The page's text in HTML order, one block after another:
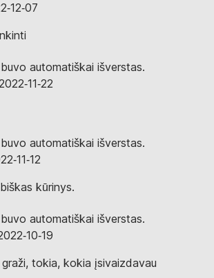
automatiškai išverstas.
2022‑11‑22
automatiškai išverstas.
kūrinys.
automatiškai išverstas.
tokia, kokia įsivaizdavau